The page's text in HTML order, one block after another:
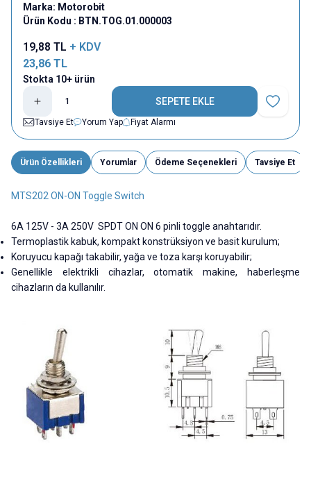
Marka: Motorobit
Ürün Kodu : BTN.TOG.01.000003
19,88 TL + KDV
23,86 TL
Stokta 10+ ürün
SEPETE EKLE
Favoriye
Tavsiye Et
Yorum Yap Fiyat Alarmı
Ürün Özellikleri Yorumlar Ödeme Seçenekleri Tavsiye Et
MTS202 ON-ON Toggle Switch
6A 125V - 3A 250V SPDT ON ON 6 pinli toggle anahtarıdır.
Termoplastik kabuk, kompakt konstrüksiyon ve basit kurulum;
Koruyucu kapağı takabilir, yağa ve toza karşı koruyabilir;
Genellikle elektrikli cihazlar, otomatik makine, haberleşme
cihazların da kullanılır.